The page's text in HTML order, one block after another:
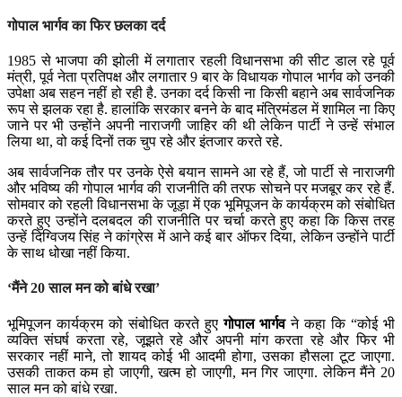
गोपाल भार्गव का फिर छलका दर्द
1985 से भाजपा की झोली में लगातार रहली विधानसभा की सीट डाल रहे पूर्व
मंत्री, पूर्व नेता प्रतिपक्ष और लगातार 9 बार के विधायक गोपाल भार्गव को उनकी
उपेक्षा अब सहन नहीं हो रही है. उनका दर्द किसी ना किसी बहाने अब सार्वजनिक
रूप से झलक रहा है. हालांकि सरकार बनने के बाद मंत्रिमंडल में शामिल ना किए
जाने पर भी उन्होंने अपनी नाराजगी जाहिर की थी लेकिन पार्टी ने उन्हें संभाल
लिया था, वो कई दिनों तक चुप रहे और इंतजार करते रहे.
अब सार्वजनिक तौर पर उनके ऐसे बयान सामने आ रहे हैं, जो पार्टी से नाराजगी
और भविष्य की गोपाल भार्गव की राजनीति की तरफ सोचने पर मजबूर कर रहे हैं.
सोमवार को रहली विधानसभा के जूड़ा में एक भूमिपूजन के कार्यक्रम को संबोधित
करते हुए उन्होंने दलबदल की राजनीति पर चर्चा करते हुए कहा कि किस तरह
उन्हें दिग्विजय सिंह ने कांग्रेस में आने कई बार ऑफर दिया, लेकिन उन्होंने पार्टी
के साथ धोखा नहीं किया.
‘मैंने 20 साल मन को बांधे रखा’
भूमिपूजन कार्यक्रम को संबोधित करते हुएगोपाल भार्गवने कहा कि “कोई भी
व्यक्ति संघर्ष करता रहे, जूझते रहे और अपनी मांग करता रहे और फिर भी
सरकार नहीं माने, तो शायद कोई भी आदमी होगा, उसका हौसला टूट जाएगा.
उसकी ताकत कम हो जाएगी, खत्म हो जाएगी, मन गिर जाएगा. लेकिन मैंने 20
साल मन को बांधे रखा.